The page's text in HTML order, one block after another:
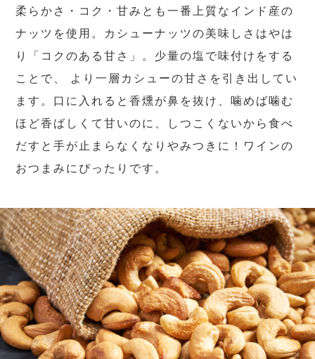
柔らかさ・コク・甘みとも一番上質なインド産の
ナッツを使用。カシューナッツの美味しさはやは
り「コクのある甘さ」。少量の塩で味付けをする
ことで、 より一層カシューの甘さを引き出してい
ます。口に入れると香燻が鼻を抜け、噛めば噛む
ほど香ばしくて甘いのに、しつこくないから食べ
だすと手が止まらなくなりやみつきに！ワインの
おつまみにぴったりです。